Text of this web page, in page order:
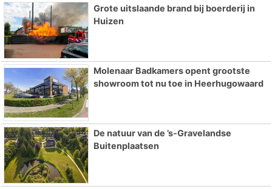
Grote uitslaande brand bij boerderij in
Huizen
Molenaar Badkamers opent grootste
showroom tot nu toe in Heerhugowaard
De natuur van de ’s-Gravelandse
Buitenplaatsen